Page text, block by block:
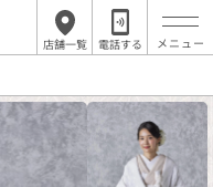
店舗一覧 電話する